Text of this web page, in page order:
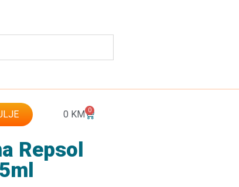
0 KM 0
Repsol